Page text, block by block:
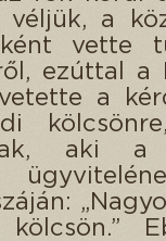
a
vette
ezúttal a
a
aki a